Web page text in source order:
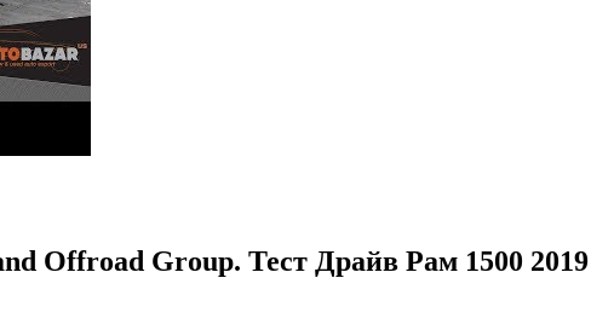
Offroad Group. Тест Драйв Рам 1500 2019